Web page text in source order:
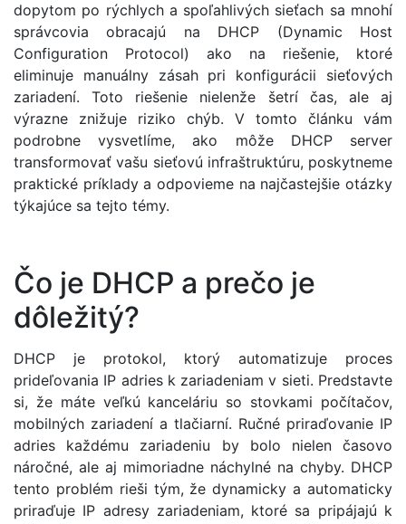
dopytom po rýchlych a spoľahlivých sieťach sa mnohí
správcovia obracajú na DHCP (Dynamic Host
Configuration Protocol) ako na riešenie, ktoré
eliminuje manuálny zásah pri konfigurácii sieťových
zariadení. Toto riešenie nielenže šetrí čas, ale aj
výrazne znižuje riziko chýb. V tomto článku vám
podrobne vysvetlíme, ako môže DHCP server
transformovať vašu sieťovú infraštruktúru, poskytneme
praktické príklady a odpovieme na najčastejšie otázky
týkajúce sa tejto témy.
Čo je DHCP a prečo je
dôležitý?
DHCP je protokol, ktorý automatizuje proces
prideľovania IP adries k zariadeniam v sieti. Predstavte
si, že máte veľkú kanceláriu so stovkami počítačov,
mobilných zariadení a tlačiarní. Ručné priraďovanie IP
adries každému zariadeniu by bolo nielen časovo
náročné, ale aj mimoriadne náchylné na chyby. DHCP
tento problém rieši tým, že dynamicky a automaticky
priraďuje IP adresy zariadeniam, ktoré sa pripájajú k